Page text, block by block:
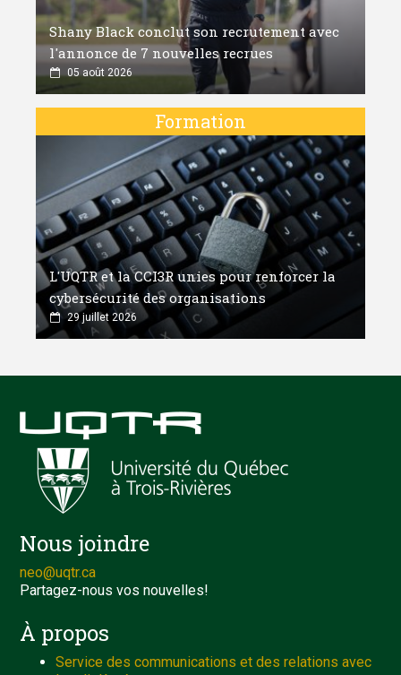
Shany Black conclut son recrutement avec
l'annonce de 7 nouvelles recrues
05 août 2026
Formation
L'UQTR et la CCI3R unies pour renforcer la
cybersécurité des organisations
29 juillet 2026
Nous joindre
neo@uqtr.ca
Partagez-nous vos nouvelles!
À propos
Service des communications et des relations avec